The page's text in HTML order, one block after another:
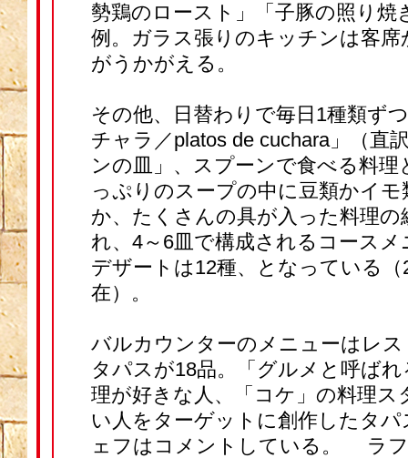
勢鶏のロースト」「子豚の照り焼
例。ガラス張りのキッチンは客席
がうかがえる。
その他、日替わりで毎日1種類ず
チャラ／platos de cuchara」（直
ンの皿」、スプーンで食べる料
っぷりのスープの中に豆類かイ
か、たくさんの具が入った料理の
れ、4～6皿で構成されるコースメ
デザートは12種、となっている（
在）。
バルカウンターのメニューはレ
タパスが18品。「グルメと呼ば
理が好きな人、「コケ」の料理ス
い人をターゲットに創作したタ
ェフはコメントしている。 ラ